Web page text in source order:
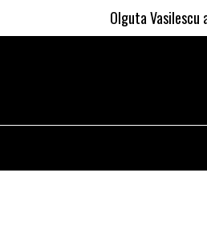
Olguta Vasilescu